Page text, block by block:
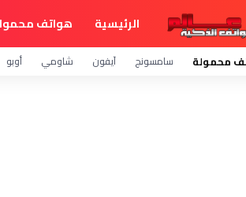
الرئيسية هواتف
محمولة سامسونج آيفون شاومي أوبو